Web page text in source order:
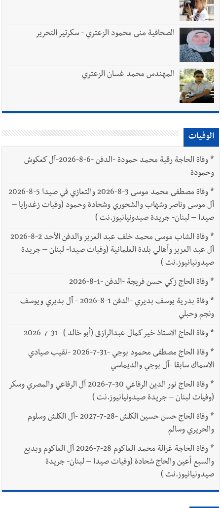
الصحافية منى محمود الزعتري - سكرتير التحرير
المهندس محمد غسان الزعتري
الوفيات
*
وفاة الحاجة رقية محمد حمودة -الدفن -6-8-2026-آل كعكوش
وحمودة
*
وفاة مصطفى محمد موسى 3-8-2026 والتعازي في صيدا 5-8-2026
آل موسى وناصر وشهاب والشحوري وشحادة وحمود (وفيات زغدرايا –
صيدا – لبنان- جريدة صيدونيانيوز.نت )
*
وفاة الشاب موسى محمد خلف عبد العزيز والدفن الأحد 2-8-2026
آل عبد العزيز وأهالي بلدة العلمانية (وفيات صيدا- لبنان – جريدة
صيدونيانيوز.نت )
*وفاة الحاج زكي حسن فريجة -الدفن -1-8-2026
*
وفاة بدرية يوسف بديري -الدفن 1-8-2026 - آل بديري ويوسف
ونجم وحبلي
*وفاة الحاج الاستاذ خير كمال عبدالرازق (أبو خالد ) -31-7-2026
*
وفاة الحاج مصطفى محمود بوجي -31-7-2026 -نقيب صيادي
الاسماك سابقا -آل بوجي والديماسي
*
وفاة الحاج نور الدين الرفاعي 30-7-2026 آل الرفاعي والمصري وسكر
(وفيات لبنان – جريدة صيدونيانيوز.نت )
*
وفاة الحاج حسن حسين الكلش -28-7-2027 -آل الكلش وسلوم
والحريري وسالم
*
وفاة الحاجة غزالة محمد العاكوم 28-7-2026 آل العاكوم وبديع
والسبع أعين والحاج شحادة (وفيات صيدا – لبنان- جريدة
صيدونيانيوز.نت )